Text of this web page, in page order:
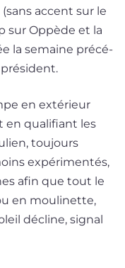
accent sur le
sur Oppède et la
la semaine pré­cé­
en exté­rieur
en qua­li­fiant les
tou­jours
expé­ri­men­tés,
afin que tout le
en mou­li­nette,
décline, signal